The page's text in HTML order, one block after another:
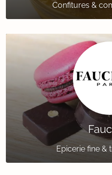
Confitures &
Epicerie fine &